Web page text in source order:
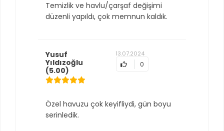
Temizlik ve havlu/çarşaf değişimi
düzenli yapıldı, çok memnun kaldık.
Yusuf
Yıldızoğlu
(5.00)
13.07.2024
0
Özel havuzu çok keyifliydi, gün boyu
serinledik.